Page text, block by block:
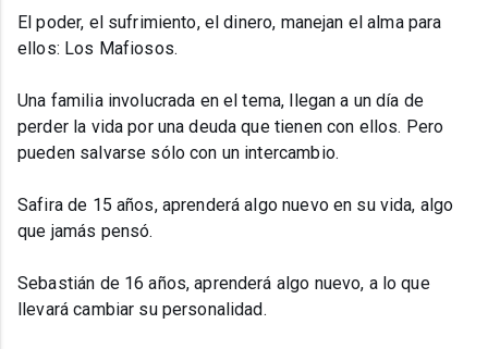
El poder, el sufrimiento, el dinero, manejan el alma para
ellos: Los Mafiosos.
Una familia involucrada en el tema, llegan a un día de
perder la vida por una deuda que tienen con ellos. Pero
pueden salvarse sólo con un intercambio.
Safira de 15 años, aprenderá algo nuevo en su vida, algo
que jamás pensó.
Sebastián de 16 años, aprenderá algo nuevo, a lo que
llevará cambiar su personalidad.